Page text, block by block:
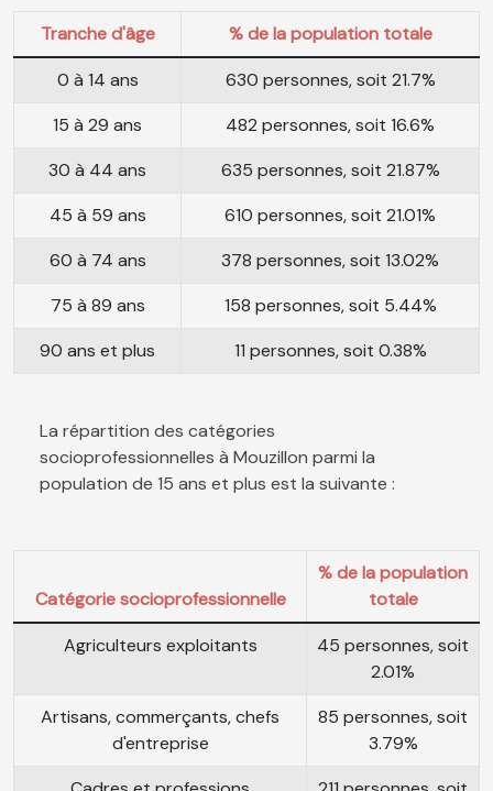
Tranche d'âge
% de la population totale
0 à 14 ans
630 personnes, soit 21.7%
15 à 29 ans
482 personnes, soit 16.6%
30 à 44 ans
635 personnes, soit 21.87%
45 à 59 ans
610 personnes, soit 21.01%
60 à 74 ans
378 personnes, soit 13.02%
75 à 89 ans
158 personnes, soit 5.44%
90 ans et plus
11 personnes, soit 0.38%
La répartition des catégories
socioprofessionnelles à Mouzillon parmi la
population de 15 ans et plus est la suivante :
Catégorie socioprofessionnelle
% de la population
totale
Agriculteurs exploitants
45 personnes, soit
2.01%
Artisans, commerçants, chefs
d'entreprise
85 personnes, soit
3.79%